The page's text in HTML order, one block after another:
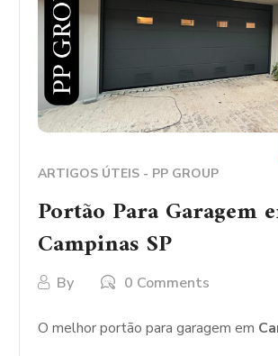
ARTIGOS ÚTEIS - PP GROUP
Portão Para Garagem
Campinas SP
By 0 Comments
O melhor portão para garagem em